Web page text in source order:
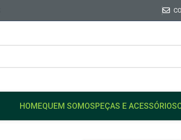
HOMEQUEM SOMOSPEÇAS E ACESSÓRIOS